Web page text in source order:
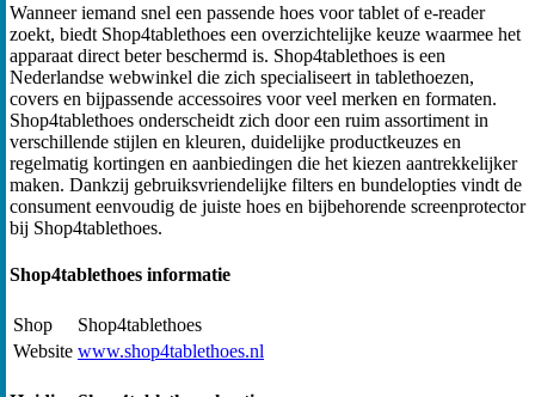
Wanneer iemand snel een passende hoes voor tablet of e-reader
zoekt, biedt Shop4tablethoes een overzichtelijke keuze waarmee het
apparaat direct beter beschermd is. Shop4tablethoes is een
Nederlandse webwinkel die zich specialiseert in tablethoezen,
covers en bijpassende accessoires voor veel merken en formaten.
Shop4tablethoes onderscheidt zich door een ruim assortiment in
verschillende stijlen en kleuren, duidelijke productkeuzes en
regelmatig kortingen en aanbiedingen die het kiezen aantrekkelijker
maken. Dankzij gebruiksvriendelijke filters en bundelopties vindt de
consument eenvoudig de juiste hoes en bijbehorende screenprotector
bij Shop4tablethoes.
Shop4tablethoes informatie
Shop
Shop4tablethoes
Website www.shop4tablethoes.nl